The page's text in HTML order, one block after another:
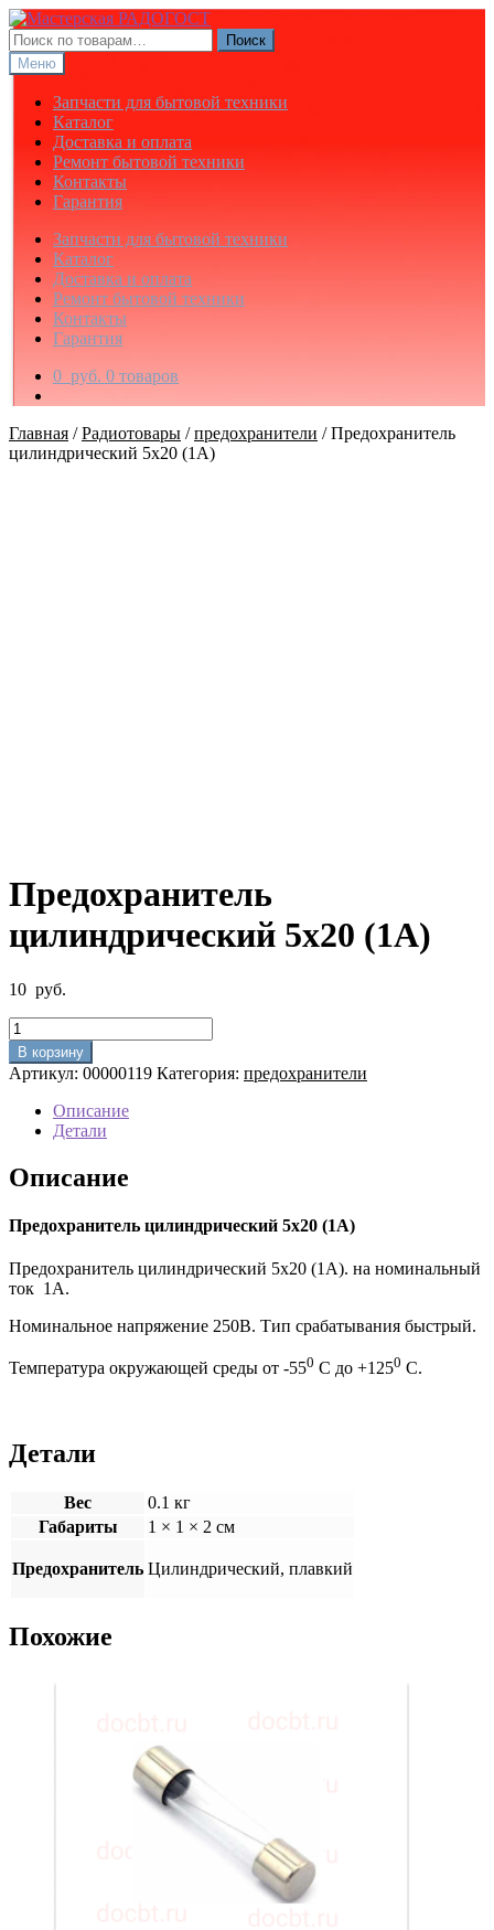
Перейти
к
навигации
Перейти
к
содержимому
Искать:
Поиск
Меню
Запчасти для бытовой техники
Каталог
Доставка и оплата
Ремонт бытовой техники
Контакты
Гарантия
Запчасти для бытовой техники
Каталог
Доставка и оплата
Ремонт бытовой техники
Контакты
Гарантия
0 руб. 0 товаров
Главная /Радиотовары /предохранители /Предохранитель
цилиндрический 5х20 (1А)
Предохранитель
цилиндрический 5х20 (1А)
10 руб.
Количество
товара
Предохранитель
цилиндрический
5х20
(1А)
В корзину
Артикул: 00000119 Категория: предохранители
Описание
Детали
Описание
Предохранитель цилиндрический 5х20 (1А)
Предохранитель цилиндрический 5х20 (1А). на номинальный
ток 1A.
Номинальное напряжение 250В. Тип срабатывания быстрый.
Температура окружающей среды от -550 C до +1250 C.
Детали
Вес
0.1 кг
Габариты
1 × 1 × 2 см
Предохранитель Цилиндрический, плавкий
Похожие